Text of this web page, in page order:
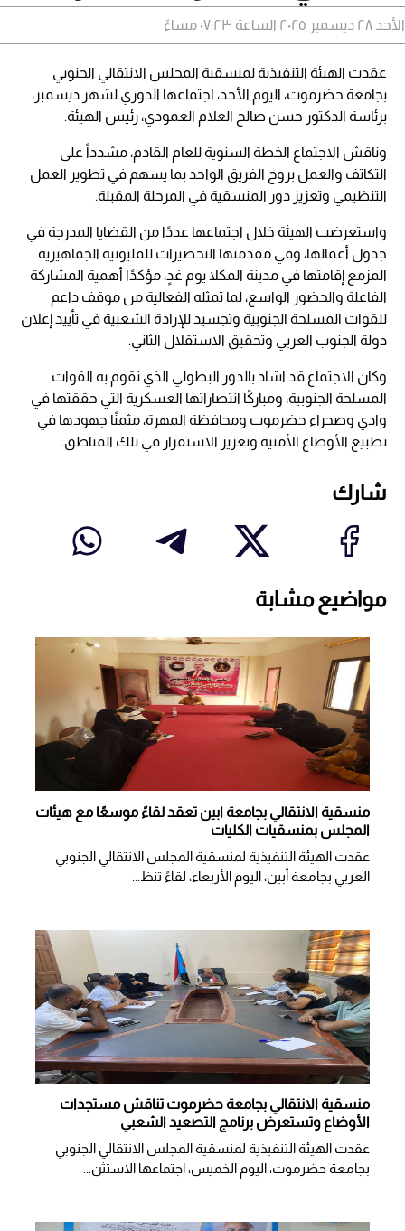
الأحد ٢٨ ديسمبر ٢٠٢٥ الساعة ٠٧:٢٣ مساءً
عقدت الهيئة التنفيذية لمنسقية المجلس الانتقالي الجنوبي
بجامعة حضرموت، اليوم الأحد، اجتماعها الدوري لشهر ديسمبر،
برئاسة الدكتور حسن صالح العلام العمودي، رئيس الهيئة.
وناقش الاجتماع الخطة السنوية للعام القادم، مشدداً على
التكاتف والعمل بروح الفريق الواحد بما يسهم في تطوير العمل
التنظيمي وتعزيز دور المنسقية في المرحلة المقبلة.
واستعرضت الهيئة خلال اجتماعها عددًا من القضايا المدرجة في
جدول أعمالها، وفي مقدمتها التحضيرات للمليونية الجماهيرية
المزمع إقامتها في مدينة المكلا يوم غدٍ، مؤكدًا أهمية المشاركة
الفاعلة والحضور الواسع، لما تمثله الفعالية من موقف داعم
للقوات المسلحة الجنوبية وتجسيد للإرادة الشعبية في تأييد إعلان
دولة الجنوب العربي وتحقيق الاستقلال الثاني.
وكان الاجتماع قد اشاد بالدور البطولي الذي تقوم به القوات
المسلحة الجنوبية، ومباركًا انتصاراتها العسكرية التي حققتها في
وادي وصحراء حضرموت ومحافظة المهرة، مثمنًا جهودها في
تطبيع الأوضاع الأمنية وتعزيز الاستقرار في تلك المناطق.
شارك
مواضيع مشابة
منسقية الانتقالي بجامعة ابين تعقد لقاءً موسعًا مع هيئات
المجلس بمنسقيات الكليات
عقدت الهيئة التنفيذية لمنسقية المجلس الانتقالي الجنوبي
العربي بجامعة أبين، اليوم الأربعاء، لقاءً تنظ...
منسقية الانتقالي بجامعة حضرموت تناقش مستجدات
الأوضاع وتستعرض برنامج التصعيد الشعبي
عقدت الهيئة التنفيذية لمنسقية المجلس الانتقالي الجنوبي
بجامعة حضرموت، اليوم الخميس، اجتماعها الاستثن...